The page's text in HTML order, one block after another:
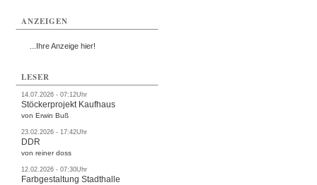
ANZEIGEN
...Ihre Anzeige hier!
LESER
14.07.2026 - 07:12Uhr
Stöckerprojekt Kaufhaus
von Erwin Buß
23.02.2026 - 17:42Uhr
DDR
von reiner doss
12.02.2026 - 07:30Uhr
Farbgestaltung Stadthalle